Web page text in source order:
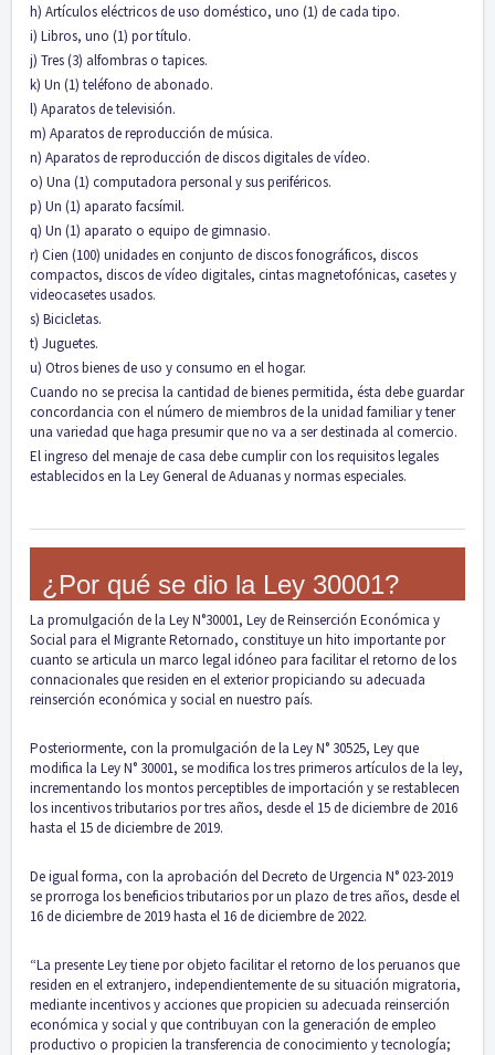
h) Artículos eléctricos de uso doméstico, uno (1) de cada tipo.
i) Libros, uno (1) por título.
j) Tres (3) alfombras o tapices.
k) Un (1) teléfono de abonado.
l) Aparatos de televisión.
m) Aparatos de reproducción de música.
n) Aparatos de reproducción de discos digitales de vídeo.
o) Una (1) computadora personal y sus periféricos.
p) Un (1) aparato facsímil.
q) Un (1) aparato o equipo de gimnasio.
r) Cien (100) unidades en conjunto de discos fonográficos, discos
compactos, discos de vídeo digitales, cintas magnetofónicas, casetes y
videocasetes usados.
s) Bicicletas.
t) Juguetes.
u) Otros bienes de uso y consumo en el hogar.
Cuando no se precisa la cantidad de bienes permitida, ésta debe guardar
concordancia con el número de miembros de la unidad familiar y tener
una variedad que haga presumir que no va a ser destinada al comercio.
El ingreso del menaje de casa debe cumplir con los requisitos legales
establecidos en la Ley General de Aduanas y normas especiales.
¿Por qué se dio la Ley 30001?
La promulgación de la Ley N°30001, Ley de Reinserción Económica y
Social para el Migrante Retornado, constituye un hito importante por
cuanto se articula un marco legal idóneo para facilitar el retorno de los
connacionales que residen en el exterior propiciando su adecuada
reinserción económica y social en nuestro país.
Posteriormente, con la promulgación de la Ley N° 30525, Ley que
modifica la Ley N° 30001, se modifica los tres primeros artículos de la ley,
incrementando los montos perceptibles de importación y se restablecen
los incentivos tributarios por tres años, desde el 15 de diciembre de 2016
hasta el 15 de diciembre de 2019.
De igual forma, con la aprobación del Decreto de Urgencia N° 023-2019
se prorroga los beneficios tributarios por un plazo de tres años, desde el
16 de diciembre de 2019 hasta el 16 de diciembre de 2022.
“La presente Ley tiene por objeto facilitar el retorno de los peruanos que
residen en el extranjero, independientemente de su situación migratoria,
mediante incentivos y acciones que propicien su adecuada reinserción
económica y social y que contribuyan con la generación de empleo
productivo o propicien la transferencia de conocimiento y tecnología;